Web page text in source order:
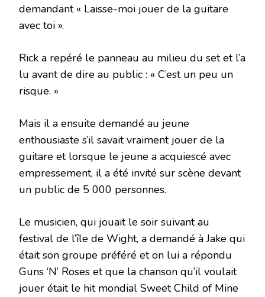
demandant « Laisse-moi jouer de la guitare
avec toi ».
Rick a repéré le panneau au milieu du set et l’a
lu avant de dire au public : « C’est un peu un
risque. »
Mais il a ensuite demandé au jeune
enthousiaste s’il savait vraiment jouer de la
guitare et lorsque le jeune a acquiescé avec
empressement, il a été invité sur scène devant
un public de 5 000 personnes.
Le musicien, qui jouait le soir suivant au
festival de l’île de Wight, a demandé à Jake qui
était son groupe préféré et on lui a répondu
Guns ‘N’ Roses et que la chanson qu’il voulait
jouer était le hit mondial Sweet Child of Mine